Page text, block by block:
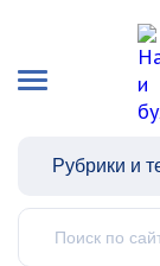
Рубрики и